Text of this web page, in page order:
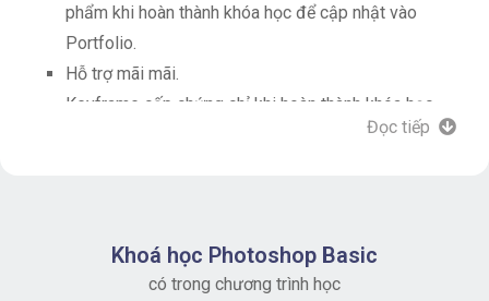
phẩm khi hoàn thành khóa học để cập nhật vào
Portfolio.
Hỗ trợ mãi mãi.
Keyframe cấp chứng chỉ khi hoàn thành khóa học.
Đọc tiếp
Khoá học Photoshop Basic
có trong chương trình học